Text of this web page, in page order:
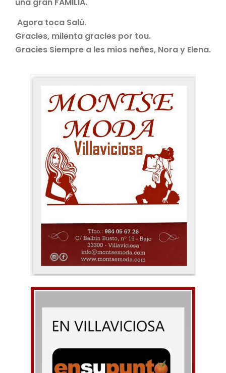
Agora toca Salú.
Gracies, milenta gracies por tou.
Gracies Siempre a les mios neñes, Nora y Elena.